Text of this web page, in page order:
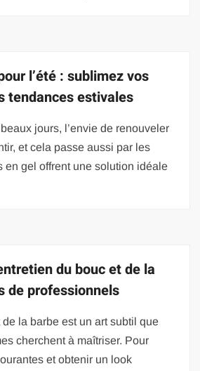
l’été : sublimez vos
tendances estivales
jours, l’envie de renouveler
et cela passe aussi par les
en gel offrent une solution idéale
du bouc et de la
de professionnels
la barbe est un art subtil que
cherchent à maîtriser. Pour
et obtenir un look